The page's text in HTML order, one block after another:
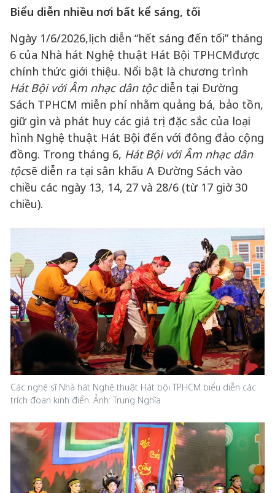
Biểu diễn nhiều nơi bất kể sáng, tối
Ngày 1/6/2026,lịch diễn “hết sáng đến tối” tháng
6 của Nhà hát Nghệ thuật Hát Bội TPHCMđược
chính thức giới thiệu. Nổi bật là chương trình
Hát Bội với Âm nhạc dân tộcdiễn tại Đường
Sách TPHCM miễn phí nhằm quảng bá, bảo tồn,
giữ gìn và phát huy các giá trị đặc sắc của loại
hình Nghệ thuật Hát Bội đến với đông đảo cộng
đồng. Trong tháng 6, Hát Bội với Âm nhạc dân
tộcsẽ diễn ra tại sân khấu A Đường Sách vào
chiều các ngày 13, 14, 27 và 28/6 (từ 17 giờ 30
chiều).
Các nghệ sĩ Nhà hát Nghệ thuật Hát bội TPHCM biểu diễn các
trích đoạn kinh điển. Ảnh: Trung Nghĩa